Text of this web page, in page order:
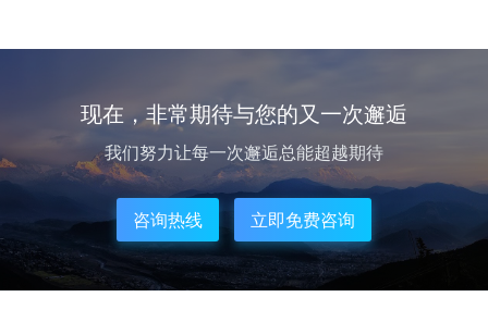
现在，非常期待与您的又一次邂逅
我们努力让每一次邂逅总能超越期待
咨询热线 立即免费咨询